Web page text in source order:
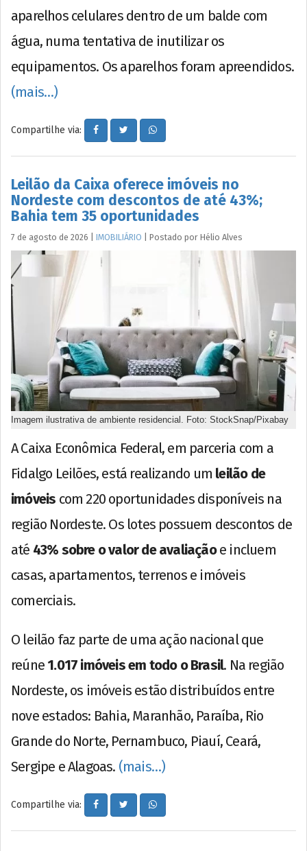
aparelhos celulares dentro de um balde com
água, numa tentativa de inutilizar os
equipamentos. Os aparelhos foram apreendidos.
(mais…)
Compartilhe via:
Leilão da Caixa oferece imóveis no
Nordeste com descontos de até 43%;
Bahia tem 35 oportunidades
7 de agosto de 2026 IMOBILIÁRIO Postado por Hélio Alves
Imagem ilustrativa de ambiente residencial. Foto: StockSnap/Pixabay
A Caixa Econômica Federal, em parceria com a
Fidalgo Leilões, está realizando um leilão de
imóveis com 220 oportunidades disponíveis na
região Nordeste. Os lotes possuem descontos de
até 43% sobre o valor de avaliaçãoe incluem
casas, apartamentos, terrenos e imóveis
comerciais.
O leilão faz parte de uma ação nacional que
reúne 1.017 imóveis em todo o Brasil. Na região
Nordeste, os imóveis estão distribuídos entre
nove estados: Bahia, Maranhão, Paraíba, Rio
Grande do Norte, Pernambuco, Piauí, Ceará,
Sergipe e Alagoas. (mais…)
Compartilhe via: